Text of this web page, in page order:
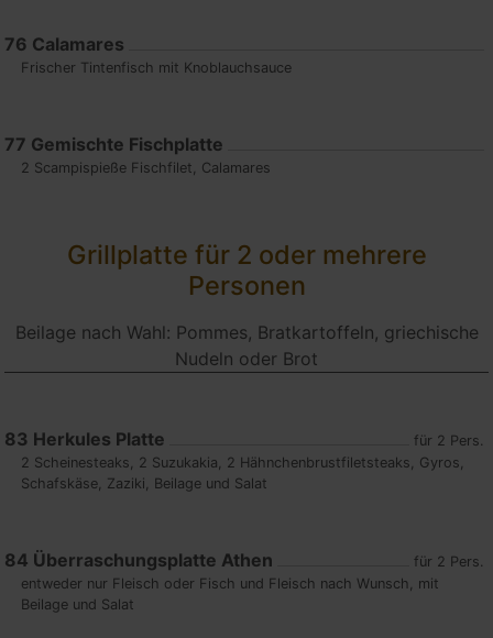
76 Calamares
Frischer Tintenfisch mit Knoblauchsauce
77 Gemischte Fischplatte
2 Scampispieße Fischfilet, Calamares
Grillplatte für 2 oder mehrere
Personen
Beilage nach Wahl: Pommes, Bratkartoffeln, griechische
Nudeln oder Brot
83 Herkules Platte
für 2 Pers.
2 Scheinesteaks, 2 Suzukakia, 2 Hähnchenbrustfiletsteaks, Gyros,
Schafskäse, Zaziki, Beilage und Salat
84 Überraschungsplatte Athen
für 2 Pers.
entweder nur Fleisch oder Fisch und Fleisch nach Wunsch, mit
Beilage und Salat